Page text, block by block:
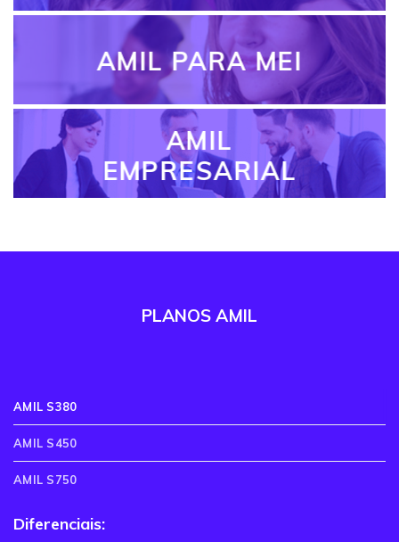
AMIL PARA MEI
AMIL
EMPRESARIAL
PLANOS AMIL
AMIL S380
AMIL S450
AMIL S750
Diferenciais: